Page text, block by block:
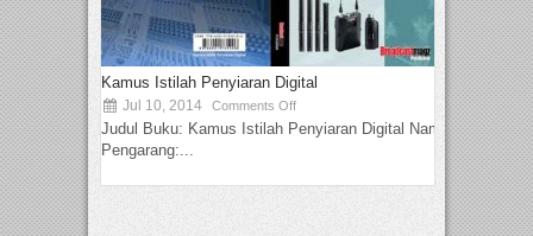
Kamus Istilah Penyiaran Digital
Jul 10, 2014 Comments Off
Judul Buku: Kamus Istilah Penyiaran Digital Nama
Pengarang:...